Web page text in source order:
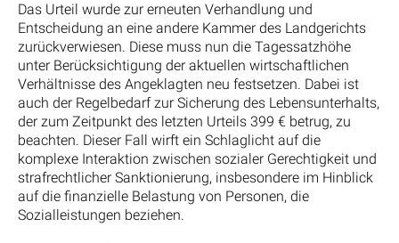
Das Urteil wurde zur erneuten Verhandlung und
Entscheidung an eine andere Kammer des Landgerichts
zurückverwiesen. Diese muss nun die Tagessatzhöhe
unter Berücksichtigung der aktuellen wirtschaftlichen
Verhältnisse des Angeklagten neu festsetzen. Dabei ist
auch der Regelbedarf zur Sicherung des Lebensunterhalts,
der zum Zeitpunkt des letzten Urteils 399 € betrug, zu
beachten. Dieser Fall wirft ein Schlaglicht auf die
komplexe Interaktion zwischen sozialer Gerechtigkeit und
strafrechtlicher Sanktionierung, insbesondere im Hinblick
auf die finanzielle Belastung von Personen, die
Sozialleistungen beziehen.